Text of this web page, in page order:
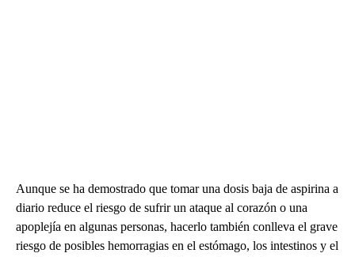
Aunque se ha demostrado que tomar una dosis baja de aspirina a
diario reduce el riesgo de sufrir un ataque al corazón o una
apoplejía en algunas personas, hacerlo también conlleva el grave
riesgo de posibles hemorragias en el estómago, los intestinos y el